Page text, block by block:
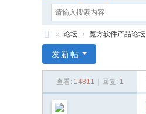
方
» 论坛 › 魔方软件产品论坛
发新帖
查看: 14811 回复: 1